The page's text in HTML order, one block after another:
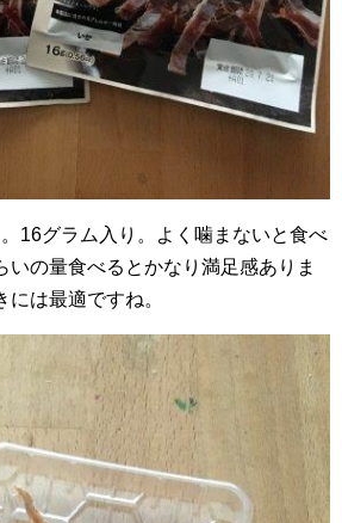
16グラム入り。よく噛まないと食べ
いの量食べるとかなり満足感ありま
は最適ですね。